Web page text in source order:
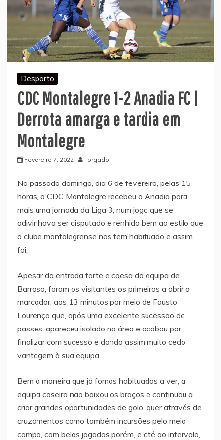
Desporto
CDC Montalegre 1-2 Anadia FC |
Derrota amarga e tardia em
Montalegre
Fevereiro 7, 2022 Torgador
No passado domingo, dia 6 de fevereiro, pelas 15
horas, o CDC Montalegre recebeu o Anadia para
mais uma jornada da Liga 3, num jogo que se
adivinhava ser disputado e renhido bem ao estilo que
o clube montalegrense nos tem habituado e assim
foi.
Apesar da entrada forte e coesa da equipa de
Barroso, foram os visitantes os primeiros a abrir o
marcador, aos 13 minutos por meio de Fausto
Lourenço que, após uma excelente sucessão de
passes, apareceu isolado na área e acabou por
finalizar com sucesso e dando assim muito cedo
vantagem à sua equipa.
Bem à maneira que já fomos habituados a ver, a
equipa caseira não baixou os braços e continuou a
criar grandes oportunidades de golo, quer através de
cruzamentos como também incursões pelo meio
campo, com belas jogadas porém, e até ao intervalo,